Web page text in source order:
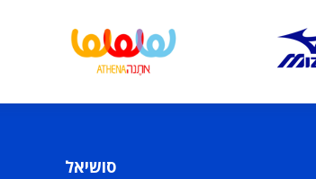
סושיאל